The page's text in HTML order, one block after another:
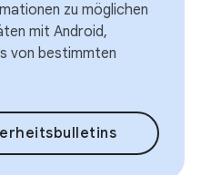
zu möglichen
mit Android,
von bestimmten